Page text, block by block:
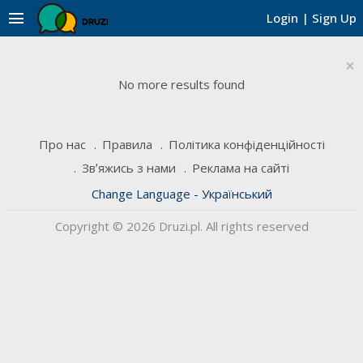
Login | Sign Up
menu
×
No more results found
Про нас Правила
Політика конфіденційності
Звʼяжись з нами
Реклама на сайті
Change Language - Український
Copyright © 2026 Druzi.pl. All rights reserved